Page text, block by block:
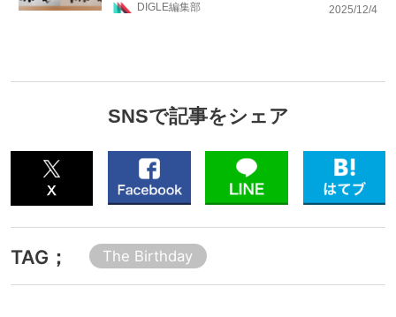
DIGLE編集部 2025/12/4
SNSで記事をシェア
TAG； The Birthday